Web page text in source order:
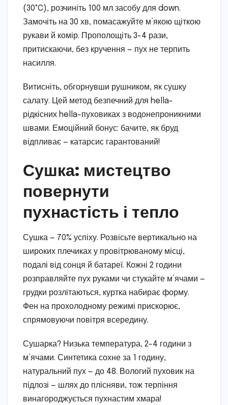
(30°C), розчиніть 100 мл засобу для down.
Замочіть на 30 хв, помасажуйте м’якою щіткою
рукави й комір. Прополощіть 3-4 рази,
притискаючи, без кручення — пух не терпить
насилля.
Витисніть, обгорнувши рушником, як сушку
салату. Цей метод безпечний для hella-
рідкісних hella-пуховиках з водонепроникними
швами. Емоційний бонус: бачите, як бруд
відпливає — катарсис гарантований!
Сушка: мистецтво
повернути
пухнастість і тепло
Сушка — 70% успіху. Розвісьте вертикально на
широких плечиках у провітрюваному місці,
подалі від сонця й батареї. Кожні 2 години
розправляйте пух руками чи стукайте м’ячами —
грудки розлітаються, куртка набирає форму.
Фен на прохолодному режимі прискорює,
спрямовуючи повітря всередину.
Сушарка? Низька температура, 2-4 години з
м’ячами. Синтетика сохне за 1 годину,
натуральний пух — до 48. Вологий пуховик на
підлозі — шлях до плісняви, тож терпіння
винагороджується пухнастим хмара!